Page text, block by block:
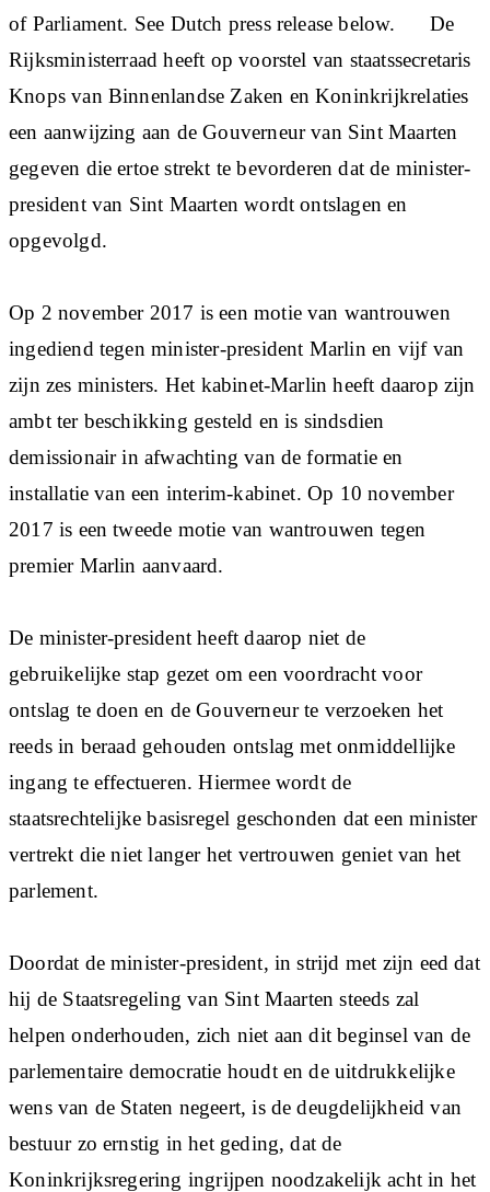
of Parliament. See Dutch press release below. De
Rijksministerraad heeft op voorstel van staatssecretaris
Knops van Binnenlandse Zaken en Koninkrijkrelaties
een aanwijzing aan de Gouverneur van Sint Maarten
gegeven die ertoe strekt te bevorderen dat de minister-
president van Sint Maarten wordt ontslagen en
opgevolgd.
Op 2 november 2017 is een motie van wantrouwen
ingediend tegen minister-president Marlin en vijf van
zijn zes ministers. Het kabinet-Marlin heeft daarop zijn
ambt ter beschikking gesteld en is sindsdien
demissionair in afwachting van de formatie en
installatie van een interim-kabinet. Op 10 november
2017 is een tweede motie van wantrouwen tegen
premier Marlin aanvaard.
De minister-president heeft daarop niet de
gebruikelijke stap gezet om een voordracht voor
ontslag te doen en de Gouverneur te verzoeken het
reeds in beraad gehouden ontslag met onmiddellijke
ingang te effectueren. Hiermee wordt de
staatsrechtelijke basisregel geschonden dat een minister
vertrekt die niet langer het vertrouwen geniet van het
parlement.
Doordat de minister-president, in strijd met zijn eed dat
hij de Staatsregeling van Sint Maarten steeds zal
helpen onderhouden, zich niet aan dit beginsel van de
parlementaire democratie houdt en de uitdrukkelijke
wens van de Staten negeert, is de deugdelijkheid van
bestuur zo ernstig in het geding, dat de
Koninkrijksregering ingrijpen noodzakelijk acht in het